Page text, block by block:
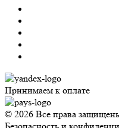
Принимаем к оплате
© 2026 Все права